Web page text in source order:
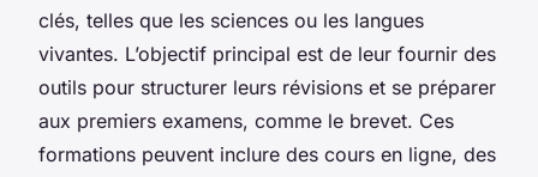
clés, telles que les sciences ou les langues
vivantes. L’objectif principal est de leur fournir des
outils pour structurer leurs révisions et se préparer
aux premiers examens, comme le brevet. Ces
formations peuvent inclure des cours en ligne, des